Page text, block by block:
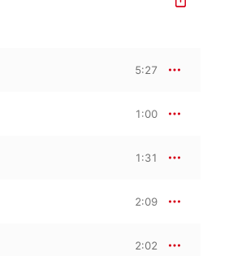
5:27
1:00
1:31
2:09
2:02